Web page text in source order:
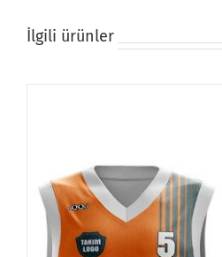
İlgili ürünler